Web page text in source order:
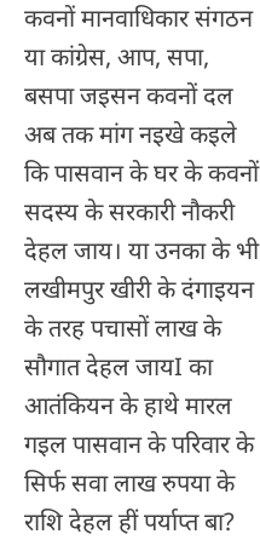
कवनों मानवाधिकार संगठन
या कांग्रेस, आप, सपा,
बसपा जइसन कवनों दल
अब तक मांग नइखे कइले
कि पासवान के घर के कवनों
सदस्य के सरकारी नौकरी
देहल जाय। या उनका के भी
लखीमपुर खीरी के दंगाइयन
के तरह पचासों लाख के
सौगात देहल जायI का
आतंकियन के हाथे मारल
गइल पासवान के परिवार के
सिर्फ सवा लाख रुपया के
राशि देहल हीं पर्याप्त बा?